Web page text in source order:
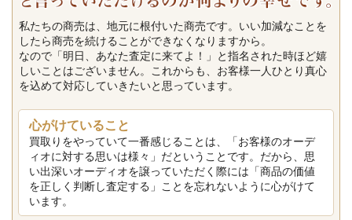
私たちの商売は、地元に根付いた商売です。いい加減なことを
したら商売を続けることができなくなりますから。
なので「明日、あなた査定に来てよ！」と指名された時ほど嬉
しいことはございません。これからも、お客様一人ひとり真心
を込めて対応していきたいと思っています。
心がけていること
買取りをやっていて一番感じることは、「お客様のオーデ
ィオに対する思いは様々」だということです。だから、思
い出深いオーディオを譲っていただく際には「商品の価値
を正しく判断し査定する」ことを忘れないように心がけて
います。